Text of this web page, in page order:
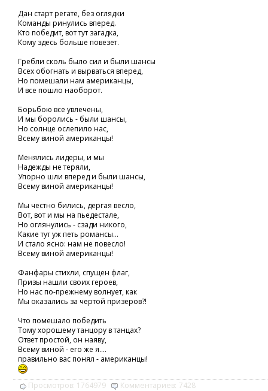
Дан старт регате, без оглядки
Команды ринулись вперед.
Кто победит, вот тут загадка,
Кому здесь больше повезет.
Гребли сколь было сил и были шансы
Всех обогнать и вырваться вперед,
Но помешали нам американцы,
И все пошло наоборот.
Борьбою все увлечены,
И мы боролись - были шансы,
Но солнце ослепило нас,
Всему виной американцы!
Менялись лидеры, и мы
Надежды не теряли,
Упорно шли вперед и были шансы,
Всему виной американцы!
Мы честно бились, дергая весло,
Вот, вот и мы на пьедестале,
Но оглянулись - сзади никого,
Какие тут уж петь романсы...
И стало ясно: нам не повесло!
Всему виной американцы!
Фанфары стихли, спущен флаг,
Призы нашли своих героев,
Но нас по-прежнему волнует, как
Мы оказались за чертой призеров?!
Что помешало победить
Тому хорошему танцору в танцах?
Ответ простой, он наяву,
Всему виной - его же я....
правильно вас понял - американцы!
Просмотров: 1764979 Комментариев: 7428